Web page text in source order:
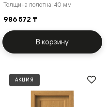
Толщина полотна: 40 мм
986 572 ₸
В корзину
АКЦИЯ